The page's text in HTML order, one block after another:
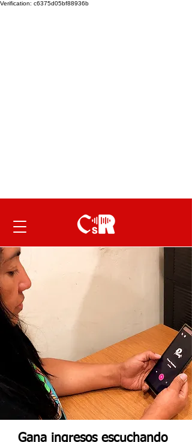
Verification: c6375d05bf88936b
Gana ingresos escuchando